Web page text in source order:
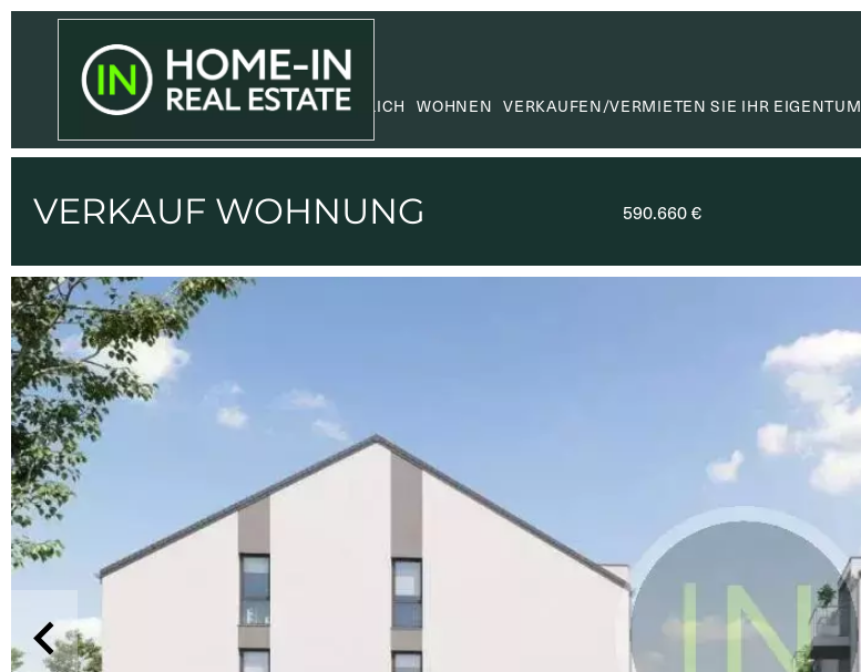
GEWERBLICH WOHNEN VERKAUFEN/VERMIETEN SIE IHR EIGENTUM
VERKAUF WOHNUNG 590.660 €